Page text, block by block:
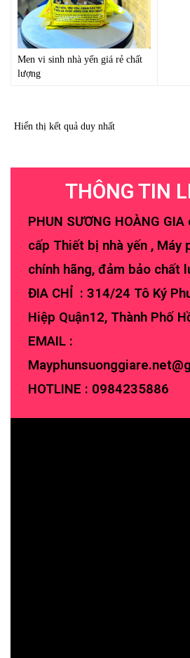
Men vi sinh nhà yến giá rẻ chất
lượng
Hiển thị kết quả duy nhất
THÔNG TIN
PHUN SƯƠNG HOÀNG
cấp Thiết bị nhà yến , Máy
chính hãng, đảm bảo chất
ĐIA CHỈ : 314/24 Tô Ký
Hiệp Quận12, Thành Phố
EMAIL :
HOTLINE : 0984235886